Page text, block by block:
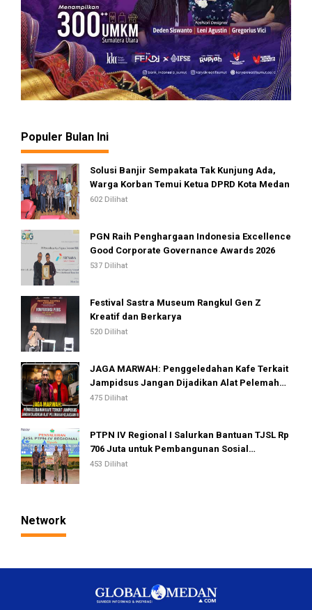
Populer Bulan Ini
Solusi Banjir Sempakata Tak Kunjung Ada,
Warga Korban Temui Ketua DPRD Kota Medan
602 Dilihat
PGN Raih Penghargaan Indonesia Excellence
Good Corporate Governance Awards 2026
537 Dilihat
Festival Sastra Museum Rangkul Gen Z
Kreatif dan Berkarya
520 Dilihat
JAGA MARWAH: Penggeledahan Kafe Terkait
Jampidsus Jangan Dijadikan Alat Pelemahan
Kejaksaan RI
475 Dilihat
PTPN IV Regional I Salurkan Bantuan TJSL Rp
706 Juta untuk Pembangunan Sosial
Berkelanjutan
453 Dilihat
Network